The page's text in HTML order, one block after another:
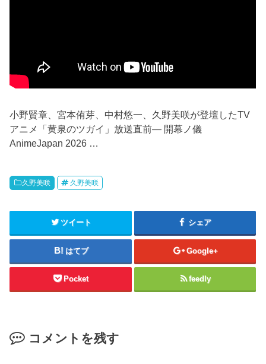
小野賢章、宮本侑芽、中村悠一、久野美咲が登壇したTV
アニメ「黄泉のツガイ」放送直前― 開幕ノ儀
AnimeJapan 2026 …
久野美咲 久野美咲
ツイート シェア
はてブ Google+
Pocket feedly
コメントを残す